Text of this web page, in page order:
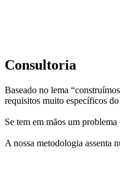
Consultoria
Baseado no lema
requisitos muito específicos
Se tem em mãos um
A nossa metodologia assenta